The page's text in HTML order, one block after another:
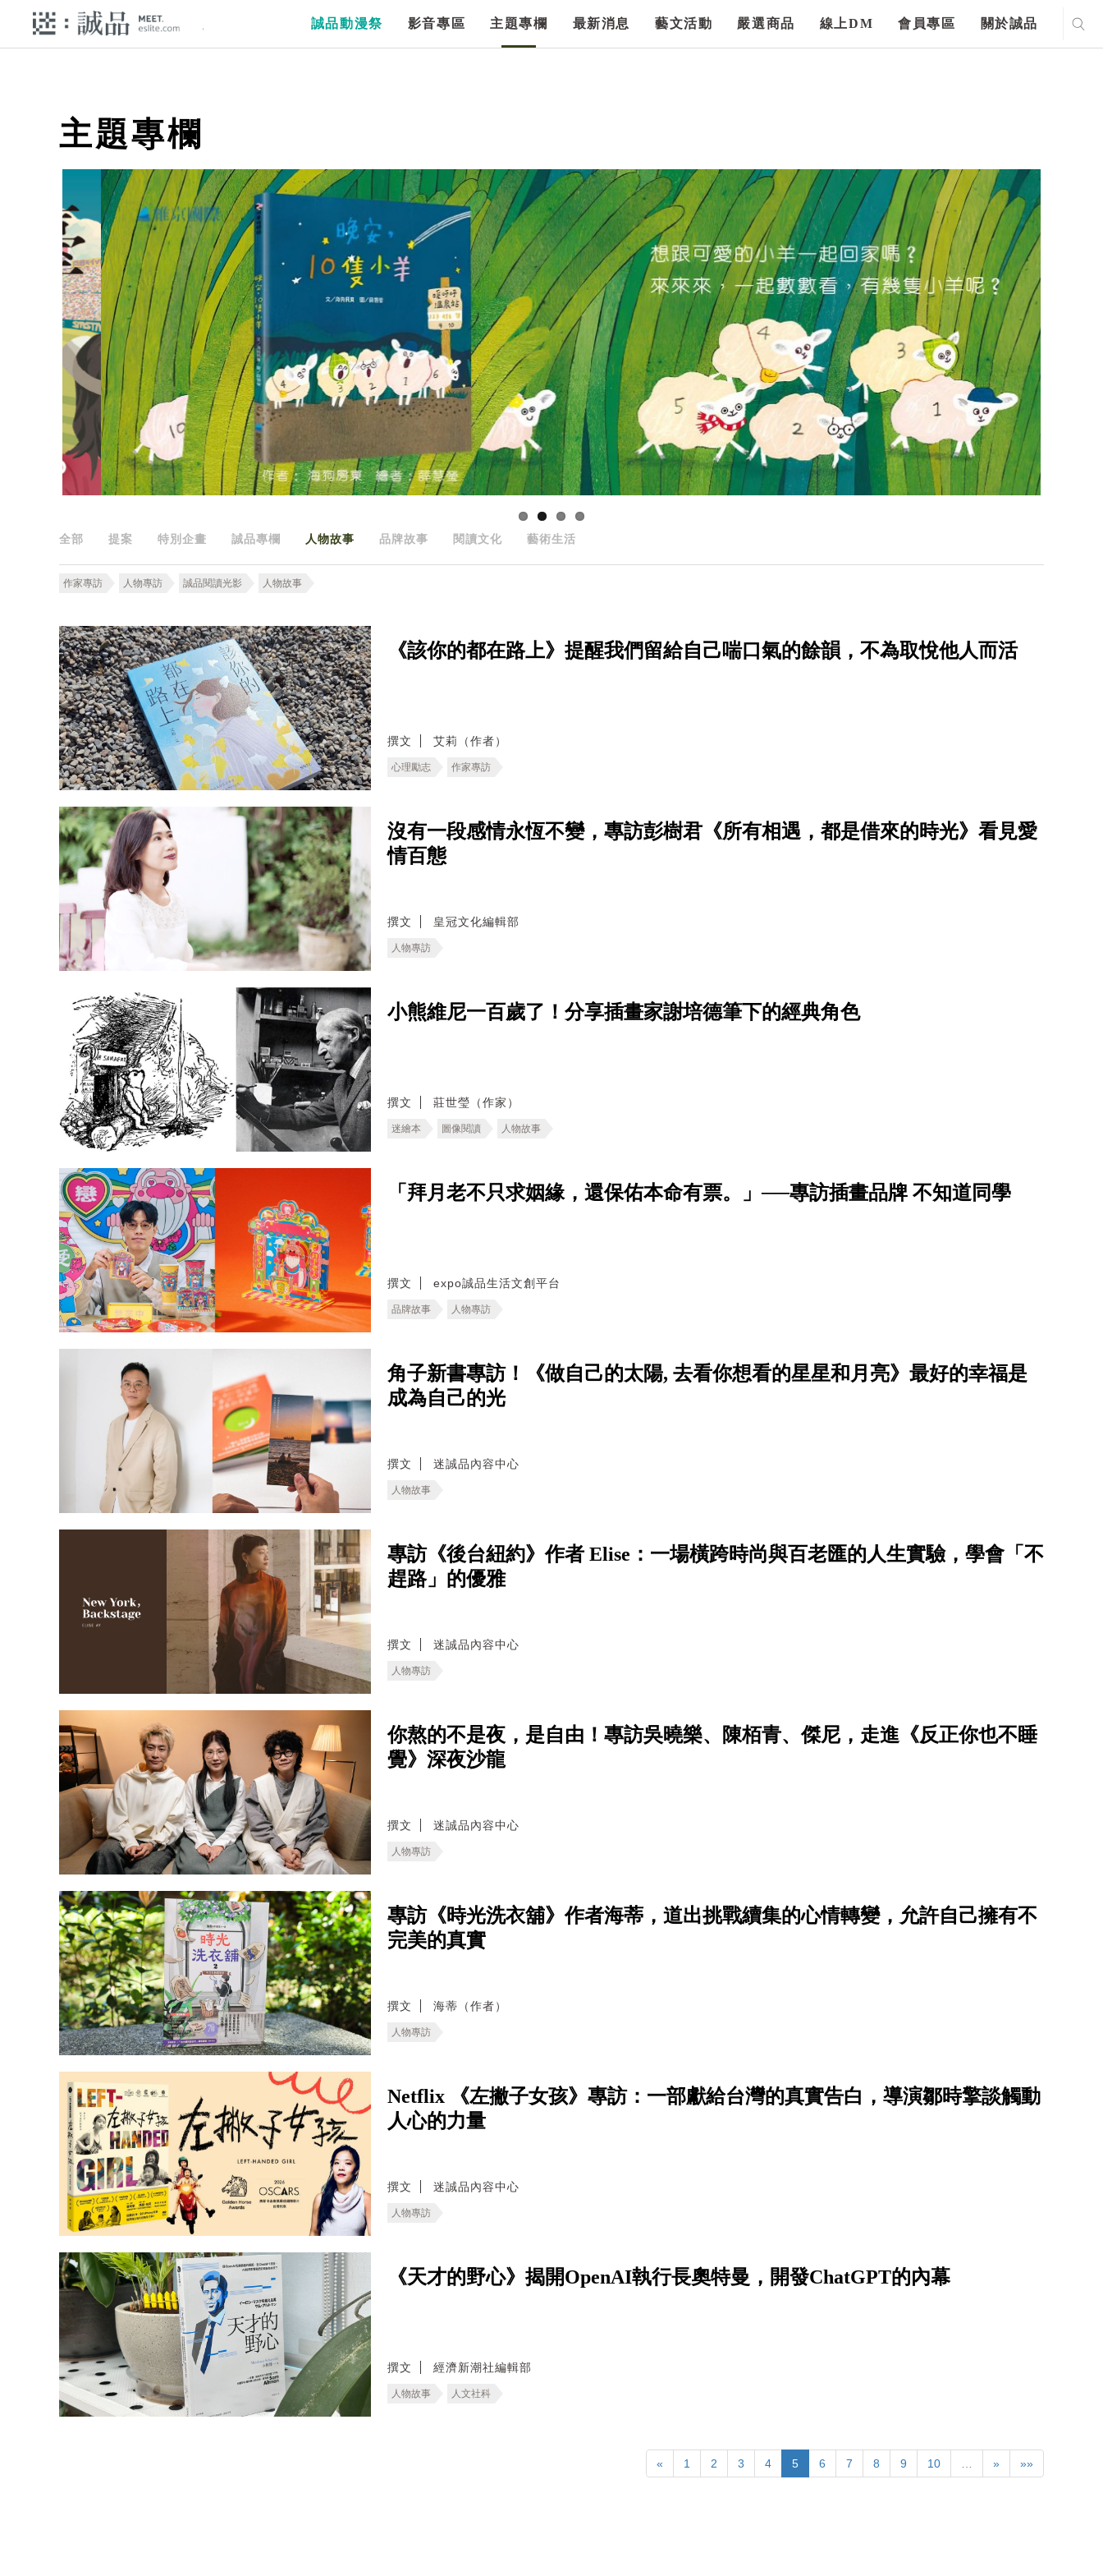
誠品動漫祭 影音專區 主題專欄 最新消息 藝文活動 嚴選商品 線上DM 會員專區 關於誠品
主題專欄
全部 提案 特別企畫 誠品專欄 人物故事 品牌故事 閱讀文化 藝術生活
作家專訪 人物專訪 誠品閱讀光影 人物故事
《該你的都在路上》提醒我們留給自己喘口氣的餘韻，不為取悅他人而活
撰文 艾莉（作者）
心理勵志 作家專訪
沒有一段感情永恆不變，專訪彭樹君《所有相遇，都是借來的時光》看見愛
情百態
撰文 皇冠文化編輯部
人物專訪
小熊維尼一百歲了！分享插畫家謝培德筆下的經典角色
撰文 莊世瑩（作家）
迷繪本 圖像閱讀 人物故事
「拜月老不只求姻緣，還保佑本命有票。」──專訪插畫品牌 不知道同學
撰文 expo誠品生活文創平台
品牌故事 人物專訪
角子新書專訪！《做自己的太陽, 去看你想看的星星和月亮》最好的幸福是
成為自己的光
撰文 迷誠品內容中心
人物故事
專訪《後台紐約》作者 Elise：一場橫跨時尚與百老匯的人生實驗，學會「不
趕路」的優雅
撰文 迷誠品內容中心
人物專訪
你熬的不是夜，是自由！專訪吳曉樂、陳栢青、傑尼，走進《反正你也不睡
覺》深夜沙龍
撰文 迷誠品內容中心
人物專訪
專訪《時光洗衣舖》作者海蒂，道出挑戰續集的心情轉變，允許自己擁有不
完美的真實
撰文 海蒂（作者）
人物專訪
Netflix 《左撇子女孩》專訪：一部獻給台灣的真實告白，導演鄒時擎談觸動
人心的力量
撰文 迷誠品內容中心
人物專訪
《天才的野心》揭開OpenAI執行長奧特曼，開發ChatGPT的內幕
撰文 經濟新潮社編輯部
人物故事 人文社科
« 1 2 3 4 5 6 7 8 9 10 … » »»